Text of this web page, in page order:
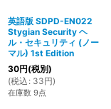
英語版 SDPD-EN022
Stygian Security ヘ
ル・セキュリティ (ノー
マル) 1st Edition
30円(税別)
(税込 : 33円)
在庫数 9点